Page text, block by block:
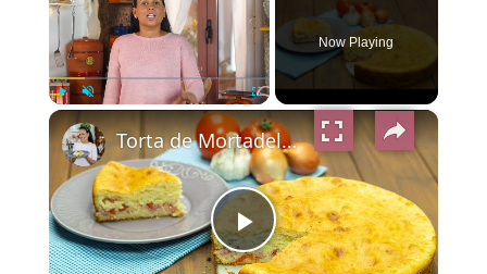
Now Playing
×
Play
Torta de Mortadela e Queijo de Liquidificador